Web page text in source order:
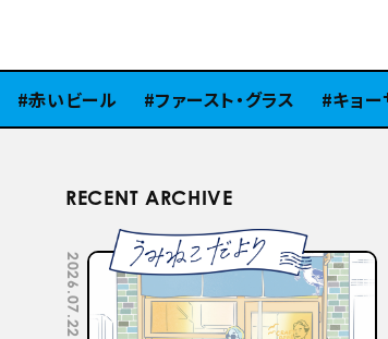
ビール ファースト・グラス キョーサク
RECENT ARCHIVE
2026.07.22